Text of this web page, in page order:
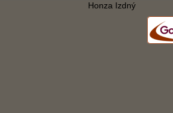
Honza Izdný